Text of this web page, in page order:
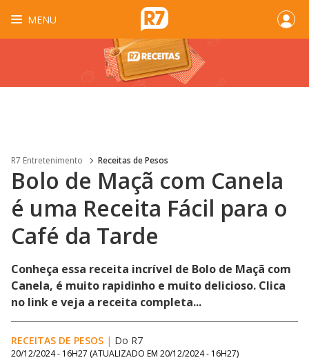
MENU
R7 Entretenimento Receitas de Pesos
Bolo de Maçã com Canela
é uma Receita Fácil para o
Café da Tarde
Conheça essa receita incrível de Bolo de Maçã com
Canela, é muito rapidinho e muito delicioso. Clica
no link e veja a receita completa...
RECEITAS DE PESOS | Do R7
20/12/2024 - 16H27 (ATUALIZADO EM 20/12/2024 - 16H27)